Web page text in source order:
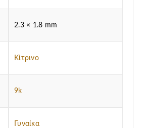
2.3 × 1.8 mm
Κίτρινο
9k
Γυναίκα